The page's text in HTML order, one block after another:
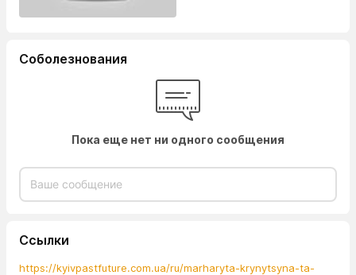
Соболезнования
Пока еще нет ни одного сообщения
Ссылки
https://kyivpastfuture.com.ua/ru/marharyta-krynytsyna-ta-